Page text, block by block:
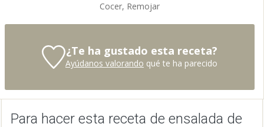
Cocer, Remojar
¿Te ha gustado esta receta?
Ayúdanos valorando qué te ha parecido
Para hacer esta receta de ensalada de